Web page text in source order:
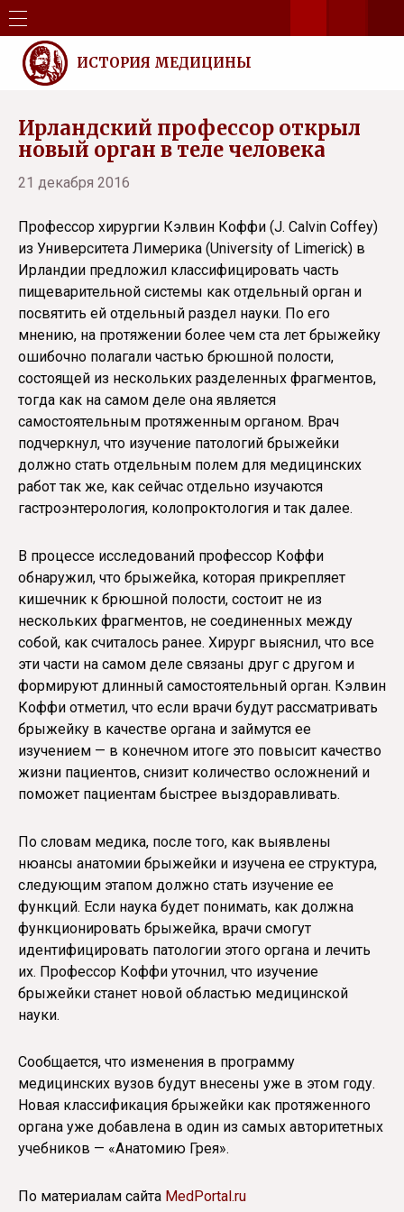
ИСТОРИЯ МЕДИЦИНЫ
Ирландский профессор открыл
новый орган в теле человека
21 декабря 2016
Профессор хирургии Кэлвин Коффи (J. Calvin Coffey)
из Университета Лимерика (University of Limerick) в
Ирландии предложил классифицировать часть
пищеварительной системы как отдельный орган и
посвятить ей отдельный раздел науки. По его
мнению, на протяжении более чем ста лет брыжейку
ошибочно полагали частью брюшной полости,
состоящей из нескольких разделенных фрагментов,
тогда как на самом деле она является
самостоятельным протяженным органом. Врач
подчеркнул, что изучение патологий брыжейки
должно стать отдельным полем для медицинских
работ так же, как сейчас отдельно изучаются
гастроэнтерология, колопроктология и так далее.
В процессе исследований профессор Коффи
обнаружил, что брыжейка, которая прикрепляет
кишечник к брюшной полости, состоит не из
нескольких фрагментов, не соединенных между
собой, как считалось ранее. Хирург выяснил, что все
эти части на самом деле связаны друг с другом и
формируют длинный самостоятельный орган. Кэлвин
Коффи отметил, что если врачи будут рассматривать
брыжейку в качестве органа и займутся ее
изучением — в конечном итоге это повысит качество
жизни пациентов, снизит количество осложнений и
поможет пациентам быстрее выздоравливать.
По словам медика, после того, как выявлены
нюансы анатомии брыжейки и изучена ее структура,
следующим этапом должно стать изучение ее
функций. Если наука будет понимать, как должна
функционировать брыжейка, врачи смогут
идентифицировать патологии этого органа и лечить
их. Профессор Коффи уточнил, что изучение
брыжейки станет новой областью медицинской
науки.
Сообщается, что изменения в программу
медицинских вузов будут внесены уже в этом году.
Новая классификация брыжейки как протяженного
органа уже добавлена в один из самых авторитетных
учебников — «Анатомию Грея».
По материалам сайта MedPortal.ru